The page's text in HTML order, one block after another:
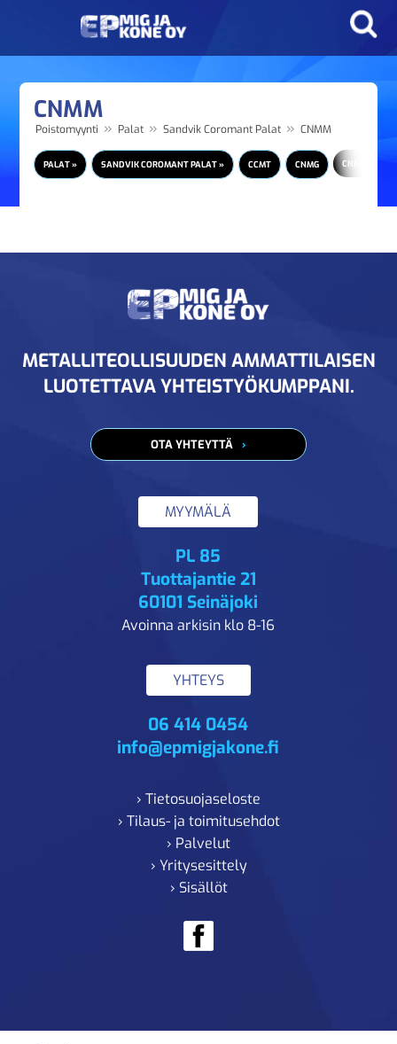
CNMM
Poistomyynti » Palat » Sandvik Coromant Palat » CNMM
PALAT » SANDVIK COROMANT PALAT » CCMT CNMG CNMM
METALLITEOLLISUUDEN AMMATTILAISEN
LUOTETTAVA YHTEISTYÖKUMPPANI.
OTA YHTEYTTÄ
MYYMÄLÄ
PL 85
Tuottajantie 21
60101 Seinäjoki
Avoinna arkisin klo 8-16
YHTEYS
06 414 0454
info@epmigjakone.fi
› Tietosuojaseloste
› Tilaus- ja toimitusehdot
› Palvelut
› Yritysesittely
› Sisällöt